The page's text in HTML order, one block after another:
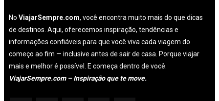
No ViajarSempre.com, você encontra muito mais do que dicas
de destinos. Aqui, oferecemos inspiração, tendências e
informações confiáveis para que você viva cada viagem do
começo ao fim — inclusive antes de sair de casa. Porque viajar
mais e melhor é possível. E começa dentro de você.
ViajarSempre.com – Inspiração que te move.